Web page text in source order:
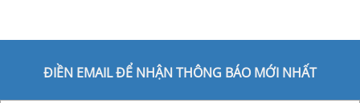
ĐIỀN EMAIL ĐỂ NHẬN THÔNG BÁO MỚI NHẤT